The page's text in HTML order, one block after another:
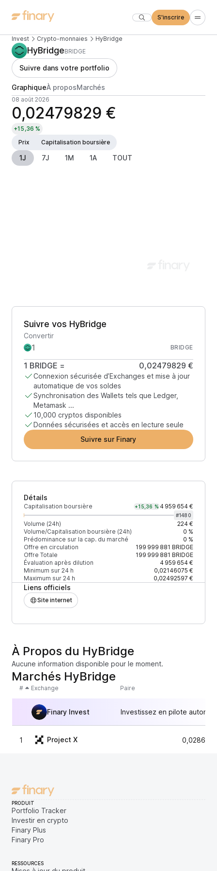
S'inscrire
Invest Crypto-monnaies HyBridge
HyBridgeBRIDGE
Suivre dans votre portfolio
GraphiqueÀ proposMarchés
08 août 2026
0,02479829 €
+15,36 %
Prix
Capitalisation boursière
1J 7J 1M 1A TOUT
Suivre vos HyBridge
Convertir
BRIDGE
1 BRIDGE = 0,02479829 €
Connexion sécurisée d’Exchanges et mise à jour
automatique de vos soldes
Synchronisation des Wallets tels que Ledger,
Metamask ...
10,000 cryptos disponibles
Données sécurisées et accès en lecture seule
Suivre sur Finary
Détails
Capitalisation boursière +15,36 % 4 959 654 €
#1480
Volume (24h)
224 €
Volume/Capitalisation boursière (24h)
0 %
Prédominance sur la cap. du marché
0 %
Offre en circulation
199 999 881 BRIDGE
Offre Totale
199 999 881 BRIDGE
Évaluation après dilution
4 959 654 €
Minimum sur 24 h
0,02146075 €
Maximum sur 24 h
0,02492597 €
Liens officiels
Site internet
À Propos du HyBridge
Aucune information disponible pour le moment.
Marchés HyBridge
# Exchange Paire
Finary Invest Investissez en pilote
1 Project X
PRODUIT
Portfolio Tracker
Investir en crypto
Finary Plus
Finary Pro
RESSOURCES